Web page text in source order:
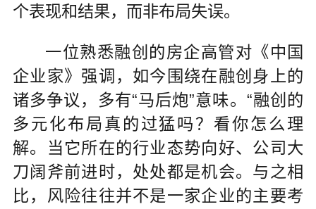
个表现和结果，而非布局失误。
一位熟悉融创的房企高管对《中国
企业家》强调，如今围绕在融创身上的
诸多争议，多有“马后炮”意味。“融创的
多元化布局真的过猛吗？看你怎么理
解。当它所在的行业态势向好、公司大
刀阔斧前进时，处处都是机会。与之相
比，风险往往并不是一家企业的主要考